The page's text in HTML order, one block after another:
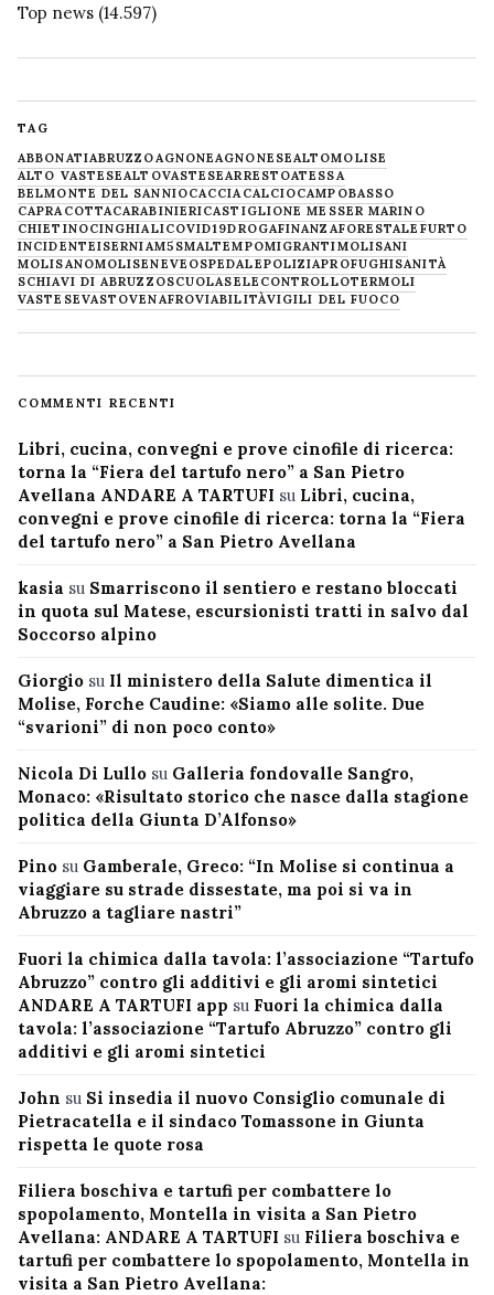
Top news (14.597)
TAG
ABBONATIABRUZZOAGNONEAGNONESEALTOMOLISE
ALTO VASTESEALTOVASTESEARRESTOATESSA
BELMONTE DEL SANNIOCACCIA CALCIOCAMPOBASSO
CAPRACOTTACARABINIERICASTIGLIONE MESSER MARINO
CHIETINOCINGHIALICOVID19DROGAFINANZAFORESTALE FURTO
INCIDENTEISERNIAM5SMALTEMPOMIGRANTIMOLISANI
MOLISANOMOLISENEVE OSPEDALEPOLIZIAPROFUGHISANITÀ
SCHIAVI DI ABRUZZOSCUOLASELECONTROLLOTERMOLI
VASTESEVASTOVENAFROVIABILITÀVIGILI DEL FUOCO
COMMENTI RECENTI
Libri, cucina, convegni e prove cinofile di ricerca:
torna la “Fiera del tartufo nero” a San Pietro
Avellana ANDARE A TARTUFI su Libri, cucina,
convegni e prove cinofile di ricerca: torna la “Fiera
del tartufo nero” a San Pietro Avellana
kasia su Smarriscono il sentiero e restano bloccati
in quota sul Matese, escursionisti tratti in salvo dal
Soccorso alpino
Giorgio su Il ministero della Salute dimentica il
Molise, Forche Caudine: «Siamo alle solite. Due
“svarioni” di non poco conto»
Nicola Di Lullo su Galleria fondovalle Sangro,
Monaco: «Risultato storico che nasce dalla stagione
politica della Giunta D’Alfonso»
Pino su Gamberale, Greco: “In Molise si continua a
viaggiare su strade dissestate, ma poi si va in
Abruzzo a tagliare nastri”
Fuori la chimica dalla tavola: l’associazione “Tartufo
Abruzzo” contro gli additivi e gli aromi sintetici
ANDARE A TARTUFI app su Fuori la chimica dalla
tavola: l’associazione “Tartufo Abruzzo” contro gli
additivi e gli aromi sintetici
John su Si insedia il nuovo Consiglio comunale di
Pietracatella e il sindaco Tomassone in Giunta
rispetta le quote rosa
Filiera boschiva e tartufi per combattere lo
spopolamento, Montella in visita a San Pietro
Avellana: ANDARE A TARTUFI su Filiera boschiva e
tartufi per combattere lo spopolamento, Montella in
visita a San Pietro Avellana: